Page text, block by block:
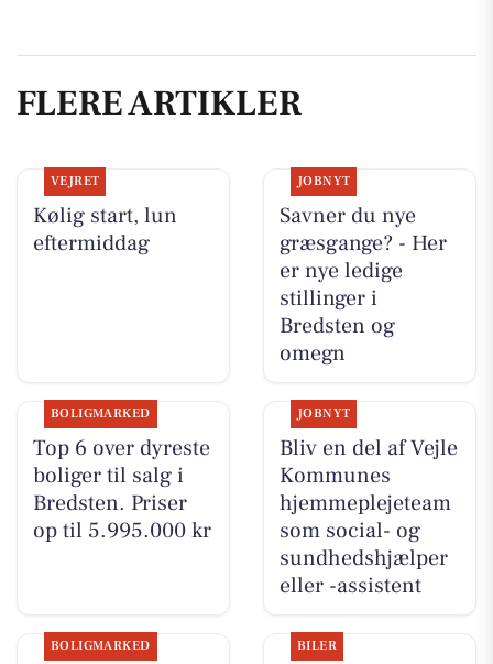
FLERE ARTIKLER
VEJRET
Kølig start, lun
eftermiddag
JOBNYT
Savner du nye
græsgange? - Her
er nye ledige
stillinger i
Bredsten og
omegn
BOLIGMARKED
Top 6 over dyreste
boliger til salg i
Bredsten. Priser
op til 5.995.000 kr
JOBNYT
Bliv en del af Vejle
Kommunes
hjemmeplejeteam
som social- og
sundhedshjælper
eller -assistent
BOLIGMARKED BILER